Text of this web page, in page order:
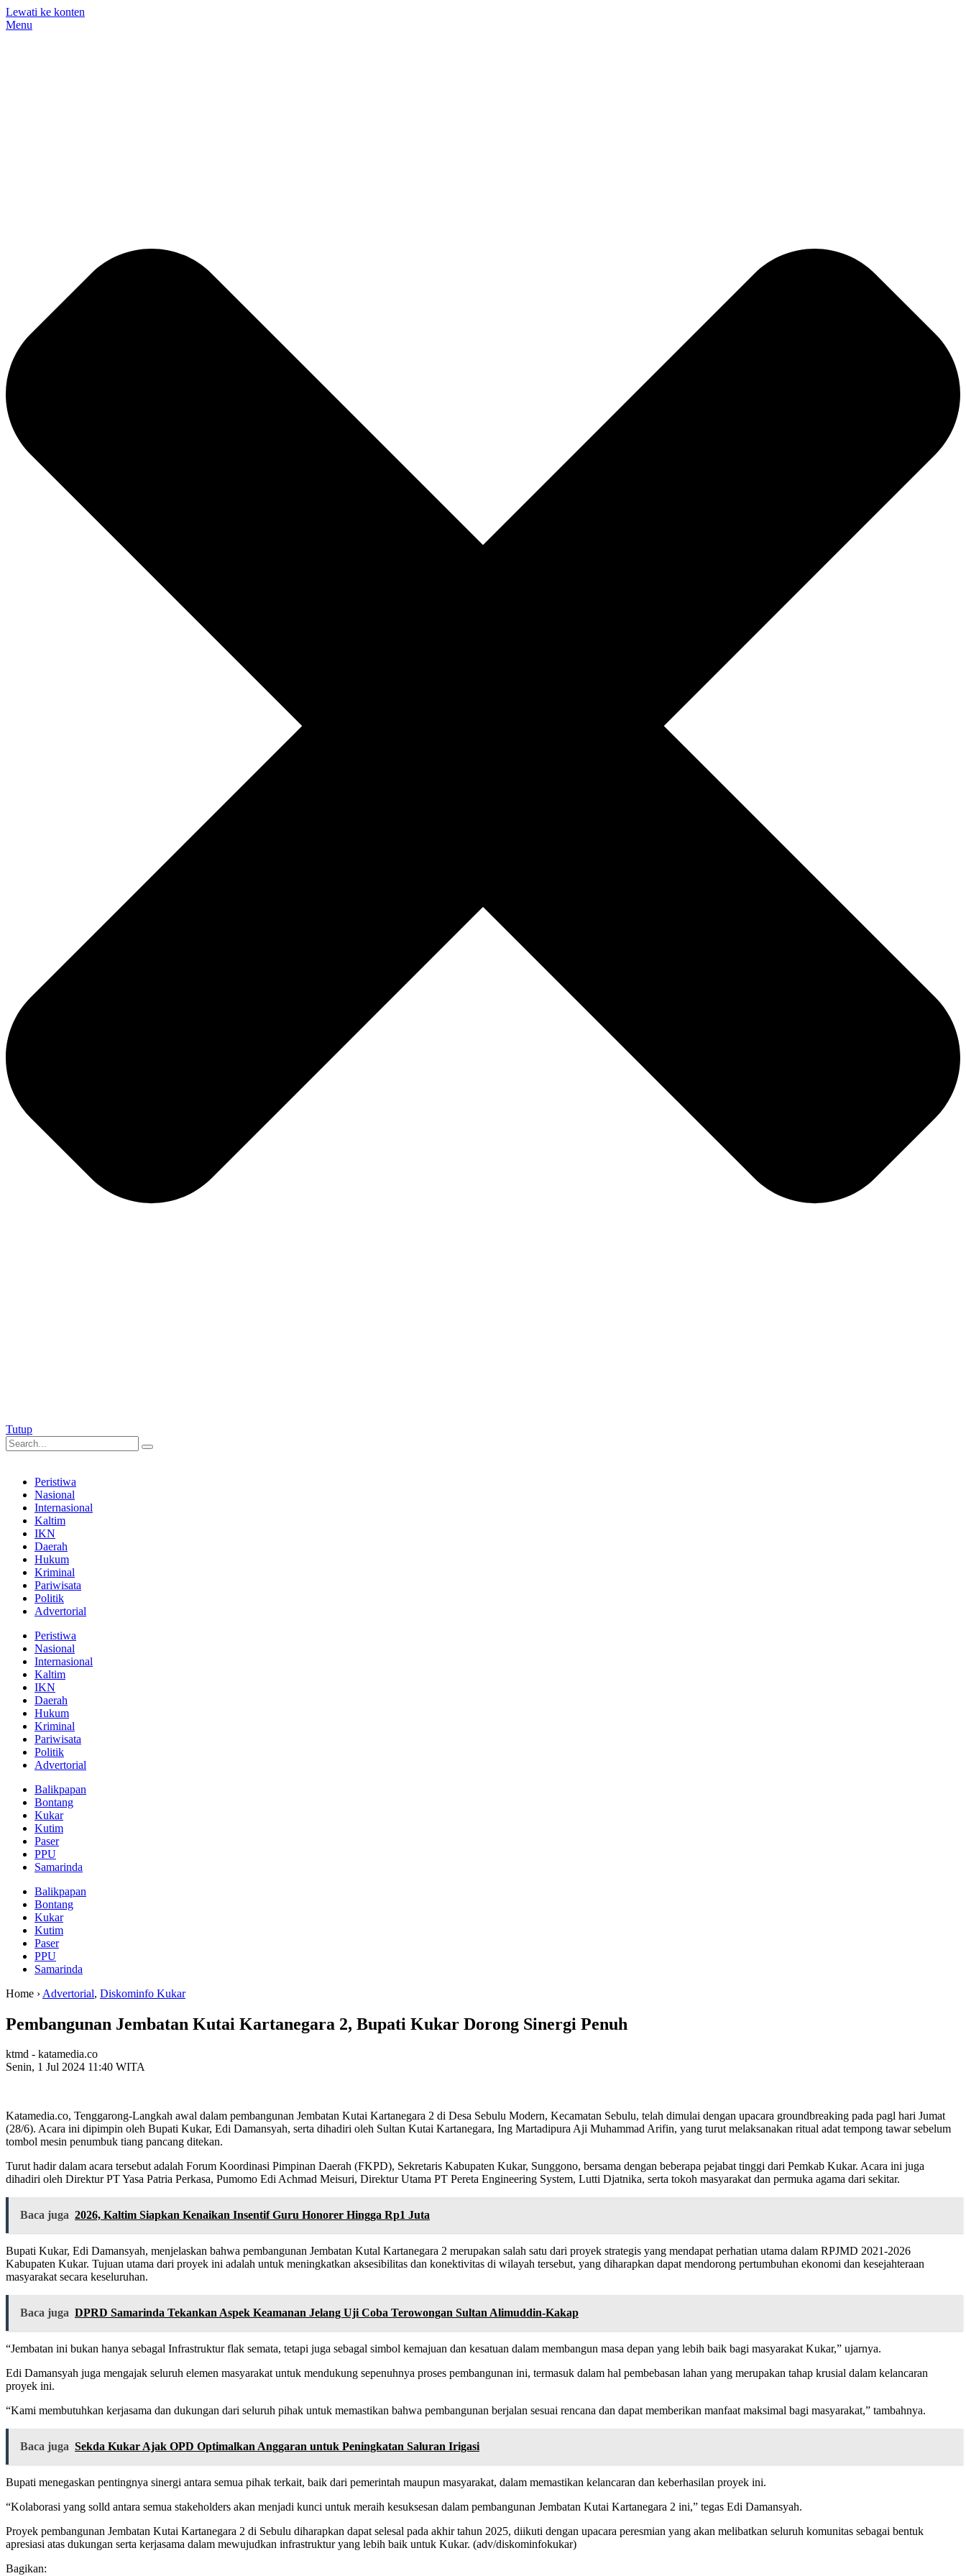
Lewati ke konten
Menu
Tutup
Peristiwa
Nasional
Internasional
Kaltim
IKN
Daerah
Hukum
Kriminal
Pariwisata
Politik
Advertorial
Peristiwa
Nasional
Internasional
Kaltim
IKN
Daerah
Hukum
Kriminal
Pariwisata
Politik
Advertorial
Balikpapan
Bontang
Kukar
Kutim
Paser
PPU
Samarinda
Balikpapan
Bontang
Kukar
Kutim
Paser
PPU
Samarinda
Home › Advertorial, Diskominfo Kukar
Pembangunan Jembatan Kutai Kartanegara 2, Bupati Kukar Dorong Sinergi Penuh
ktmd - katamedia.co
Senin, 1 Jul 2024 11:40 WITA
Katamedia.co, Tenggarong-Langkah awal dalam pembangunan Jembatan Kutai Kartanegara 2 di Desa Sebulu Modern, Kecamatan Sebulu, telah dimulai dengan upacara groundbreaking pada pagl hari Jumat
(28/6). Acara ini dipimpin oleh Bupati Kukar, Edi Damansyah, serta dihadiri oleh Sultan Kutai Kartanegara, Ing Martadipura Aji Muhammad Arifin, yang turut melaksanakan ritual adat tempong tawar sebelum
tombol mesin penumbuk tiang pancang ditekan.
Turut hadir dalam acara tersebut adalah Forum Koordinasi Pimpinan Daerah (FKPD), Sekretaris Kabupaten Kukar, Sunggono, bersama dengan beberapa pejabat tinggi dari Pemkab Kukar. Acara ini juga
dihadiri oleh Direktur PT Yasa Patria Perkasa, Pumomo Edi Achmad Meisuri, Direktur Utama PT Pereta Engineering System, Lutti Djatnika, serta tokoh masyarakat dan permuka agama dari sekitar.
Baca juga 2026, Kaltim Siapkan Kenaikan Insentif Guru Honorer Hingga Rp1 Juta
Bupati Kukar, Edi Damansyah, menjelaskan bahwa pembangunan Jembatan Kutal Kartanegara 2 merupakan salah satu dari proyek strategis yang mendapat perhatian utama dalam RPJMD 2021-2026
Kabupaten Kukar. Tujuan utama dari proyek ini adalah untuk meningkatkan aksesibilitas dan konektivitas di wilayah tersebut, yang diharapkan dapat mendorong pertumbuhan ekonomi dan kesejahteraan
masyarakat secara keseluruhan.
Baca juga DPRD Samarinda Tekankan Aspek Keamanan Jelang Uji Coba Terowongan Sultan Alimuddin-Kakap
“Jembatan ini bukan hanya sebagal Infrastruktur flak semata, tetapi juga sebagal simbol kemajuan dan kesatuan dalam membangun masa depan yang lebih baik bagi masyarakat Kukar,” ujarnya.
Edi Damansyah juga mengajak seluruh elemen masyarakat untuk mendukung sepenuhnya proses pembangunan ini, termasuk dalam hal pembebasan lahan yang merupakan tahap krusial dalam kelancaran
proyek ini.
“Kami membutuhkan kerjasama dan dukungan dari seluruh pihak untuk memastikan bahwa pembangunan berjalan sesuai rencana dan dapat memberikan manfaat maksimal bagi masyarakat,” tambahnya.
Baca juga Sekda Kukar Ajak OPD Optimalkan Anggaran untuk Peningkatan Saluran Irigasi
Bupati menegaskan pentingnya sinergi antara semua pihak terkait, baik dari pemerintah maupun masyarakat, dalam memastikan kelancaran dan keberhasilan proyek ini.
“Kolaborasi yang solld antara semua stakeholders akan menjadi kunci untuk meraih kesuksesan dalam pembangunan Jembatan Kutai Kartanegara 2 ini,” tegas Edi Damansyah.
Proyek pembangunan Jembatan Kutai Kartanegara 2 di Sebulu diharapkan dapat selesal pada akhir tahun 2025, diikuti dengan upacara peresmian yang akan melibatkan seluruh komunitas sebagai bentuk
apresiasi atas dukungan serta kerjasama dalam mewujudkan infrastruktur yang lebih baik untuk Kukar. (adv/diskominfokukar)
Bagikan: